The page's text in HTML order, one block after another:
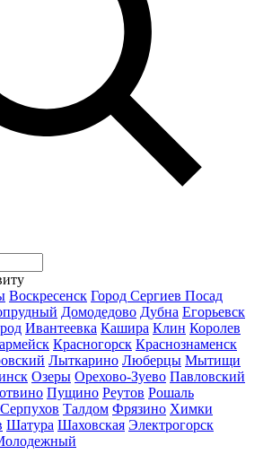
Воскресенск Город Сергиев Посад
Домодедово Дубна Егорьевск
Ивантеевка Кашира Клин Королев
Красногорск Краснознаменск
Лыткарино Люберцы Мытищи
Озеры Орехово-Зуево Павловский
Пущино Реутов Рошаль
Серпухов Талдом Фрязино Химки
Шатура Шаховская Электрогорск